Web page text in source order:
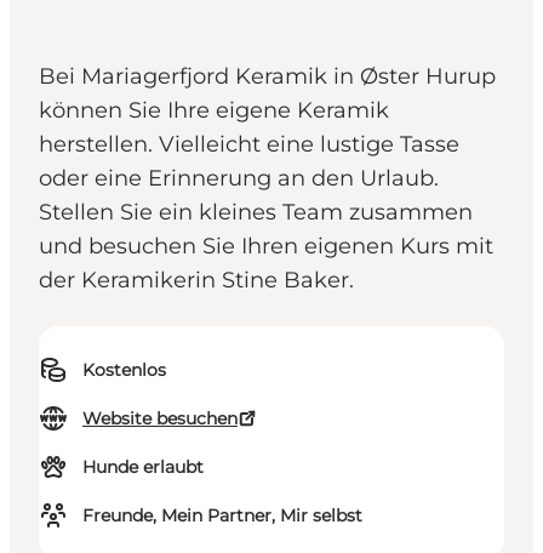
Bei Mariagerfjord Keramik in Øster Hurup
können Sie Ihre eigene Keramik
herstellen. Vielleicht eine lustige Tasse
oder eine Erinnerung an den Urlaub.
Stellen Sie ein kleines Team zusammen
und besuchen Sie Ihren eigenen Kurs mit
der Keramikerin Stine Baker.
Kostenlos
Website besuchen
Hunde erlaubt
Freunde, Mein Partner, Mir selbst